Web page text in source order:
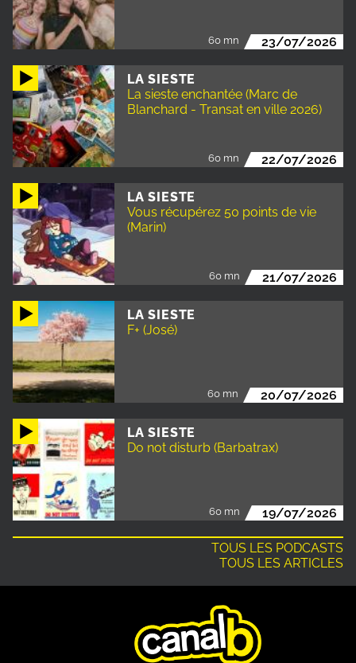
60 mn 23/07/2026
LA SIESTE
La sieste enchantée (Marc de
Blanchard - Transat en ville 2026)
60 mn 22/07/2026
LA SIESTE
Vous récupérez 50 points de vie
(Marin)
60 mn 21/07/2026
LA SIESTE
F+ (José)
60 mn 20/07/2026
LA SIESTE
Do not disturb (Barbatrax)
60 mn 19/07/2026
TOUS LES PODCASTS
TOUS LES ARTICLES